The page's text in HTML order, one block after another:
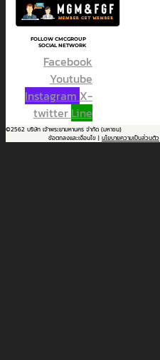
FOLLOW CMCGROUP
SOCIAL NETWORK
Facebook
Youtube
Instagram X-
twitter Line
©2562 บริษัท เจ้าพระยามหานคร จำกัด (มหาชน)
ข้อตกลงและเงื่อนไข | นโยบายความเป็นส่วนตัว